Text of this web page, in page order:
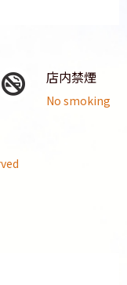
店内禁煙
No smoking